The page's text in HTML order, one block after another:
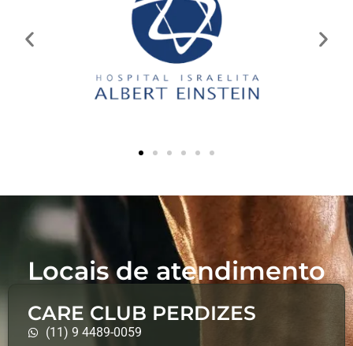
Locais de atendimento
CARE CLUB PERDIZES
(11) 9 4489-0059